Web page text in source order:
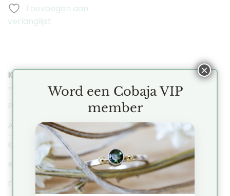
Toevoegen aan
verlanglijst
KLANTENSERVICE
Privacy Regeling
Algemene Voorwaarden
Klachten
Ruilen & Retourneren
FAQ
Word een Cobaja VIP
member
×